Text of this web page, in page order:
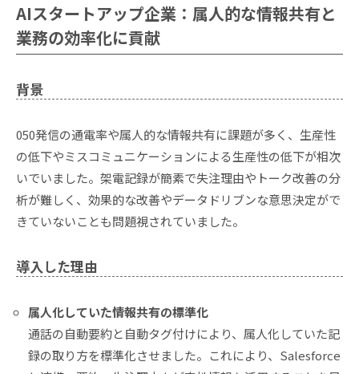
AIスタートアップ企業：属人的な情報共有と
業務の効率化に貢献
背景
050発信の通電率や属人的な情報共有に課題が多く、生産性
の低下やミスコミュニケーションによる生産性の低下が相次
いでいました。架電記録が簡素で失注理由やトーク改善の分
析が難しく、効果的な改善やデータドリブンな意思決定がで
きていないことも問題視されていました。
導入した理由
属人化していた情報共有の標準化
通話の自動要約と自動タグ付けにより、属人化していた記
録の取り方を標準化させました。これにより、Salesforce